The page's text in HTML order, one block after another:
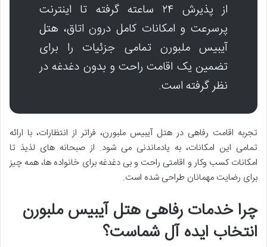
از پذیرش ۲۴ ساعته گرفته تا اینترنت
پرسرعت و امکانات کامل درون اتاق، هتل
آیبیس ملبورن تمامی جزئیات را برای
تضمین یک اقامت راحت و بدون دغدغه در
نظر گرفته است.
تجربه اقامت رفاهی در هتل آیبیس ملبورن، فراتر از انتظارات، با ارائه
تمامی این امکانات، به یادماندنی می شود. از صبحانه های لذیذ تا
امکانات کسب وکار و اقامتی راحت و بی دغدغه برای خانواده ها، همه چیز
برای رضایت مهمانان طراحی شده است.
چرا خدمات رفاهی هتل آیبیس ملبورن
انتخاب ایده آل شماست؟